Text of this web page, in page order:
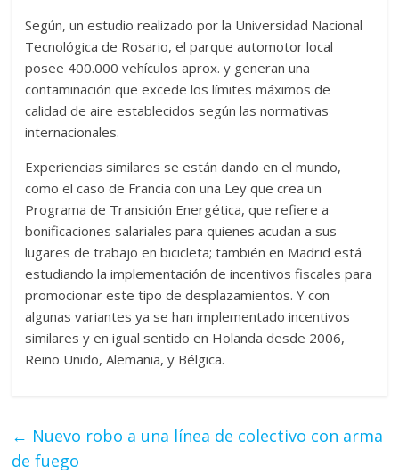
Según, un estudio realizado por la Universidad Nacional
Tecnológica de Rosario, el parque automotor local
posee 400.000 vehículos aprox. y generan una
contaminación que excede los límites máximos de
calidad de aire establecidos según las normativas
internacionales.
Experiencias similares se están dando en el mundo,
como el caso de Francia con una Ley que crea un
Programa de Transición Energética, que refiere a
bonificaciones salariales para quienes acudan a sus
lugares de trabajo en bicicleta; también en Madrid está
estudiando la implementación de incentivos fiscales para
promocionar este tipo de desplazamientos. Y con
algunas variantes ya se han implementado incentivos
similares y en igual sentido en Holanda desde 2006,
Reino Unido, Alemania, y Bélgica.
← Nuevo robo a una línea de colectivo con arma
de fuego